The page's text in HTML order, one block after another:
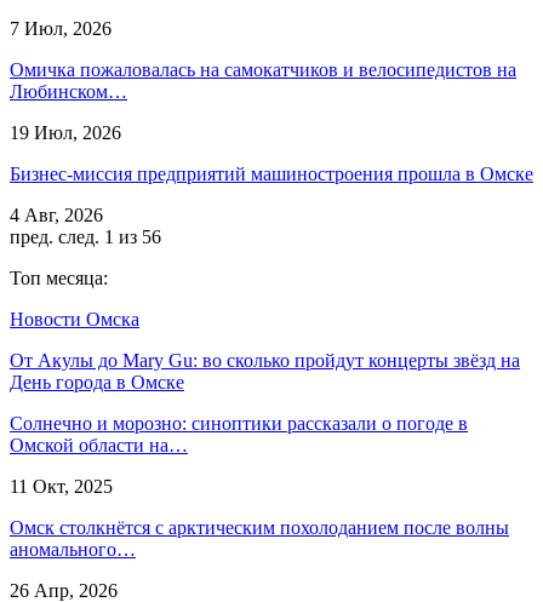
7 Июл, 2026
Омичка пожаловалась на самокатчиков и велосипедистов на
Любинском…
19 Июл, 2026
Бизнес-миссия предприятий машиностроения прошла в Омске
4 Авг, 2026
пред. след. 1 из 56
Топ месяца:
Новости Омска
От Акулы до Mary Gu: во сколько пройдут концерты звёзд на
День города в Омске
Солнечно и морозно: синоптики рассказали о погоде в
Омской области на…
11 Окт, 2025
Омск столкнётся с арктическим похолоданием после волны
аномального…
26 Апр, 2026